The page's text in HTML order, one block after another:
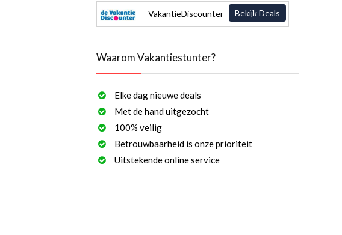
VakantieDiscounter Bekijk Deals
Waarom Vakantiestunter?
Elke dag nieuwe deals
Met de hand uitgezocht
100% veilig
Betrouwbaarheid is onze prioriteit
Uitstekende online service